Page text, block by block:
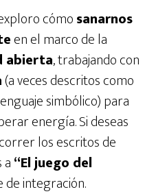
cómosanarnos
en el marco de la
abierta, trabajando con
(a veces descritos como
simbólico) para
energía. Si deseas
los escritos de
“El juego del
de integración.